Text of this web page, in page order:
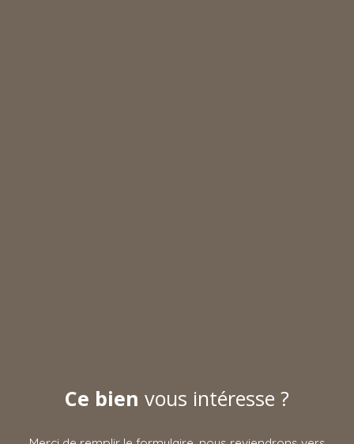
Ce bien vous intéresse ?